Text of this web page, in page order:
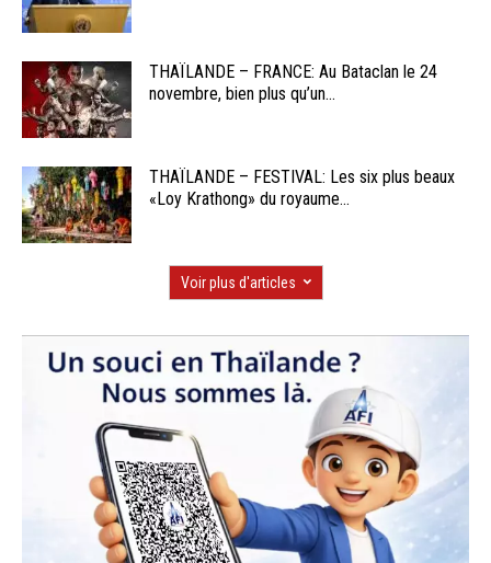
THAÏLANDE – FRANCE: Au Bataclan le 24
novembre, bien plus qu’un...
THAÏLANDE – FESTIVAL: Les six plus beaux
«Loy Krathong» du royaume...
Voir plus d'articles